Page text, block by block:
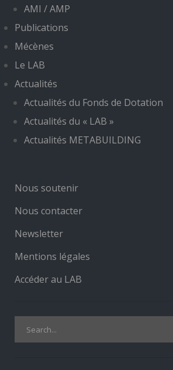
AMI / AMP
Publications
Mécènes
Le LAB
Actualités
Actualités du Fonds de Dotation
Actualités du « LAB »
Actualités METABUILDING
Nous soutenir
Nous contacter
Newsletter
Mentions légales
Accéder au LAB
for: